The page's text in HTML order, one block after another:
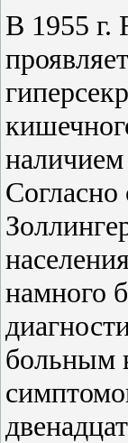
В 1955
намного
больным